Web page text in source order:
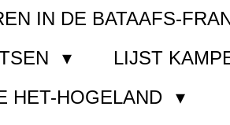
IN DE BATAAFS-
LIJST
HET-HOGELAND